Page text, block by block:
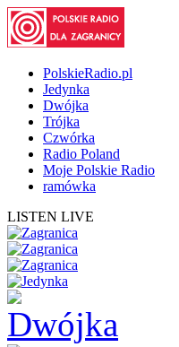
PolskieRadio.pl
Jedynka
Dwójka
Trójka
Czwórka
Radio Poland
Moje Polskie Radio
ramówka
LISTEN LIVE